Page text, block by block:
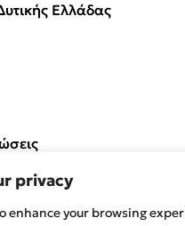
privacy
enhance your browsing
Υποδομών Μεταφορών
Ελλάδας